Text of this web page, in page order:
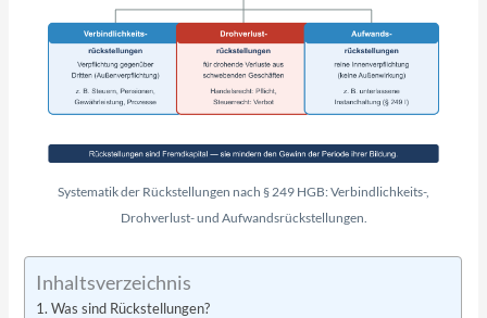
Systematik der Rückstellungen nach § 249 HGB: Verbindlichkeits-,
Drohverlust- und Aufwandsrückstellungen.
Inhaltsverzeichnis
Was sind Rückstellungen?